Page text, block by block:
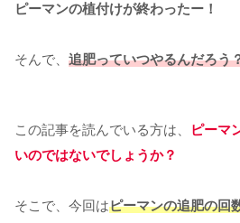
ピーマンの植付けが終わったー！
そんで、 追肥っていつやるんだろう
この記事を読んでいる方は、
ピーマ
いのではないでしょうか？
そこで、今回はピーマンの追肥の回